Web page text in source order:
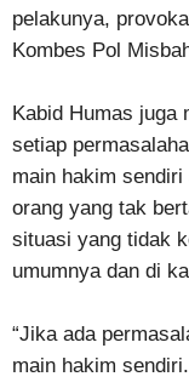
pelakunya,
Kombes Pol
Kabid Humas juga
setiap
main hakim
orang yang tak
situasi yang tidak
umumnya dan di
“Jika ada
main hakim